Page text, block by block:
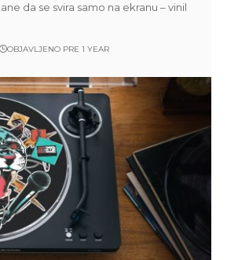
da se svira samo na ekranu – vinil
OBJAVLJENO PRE 1 YEAR